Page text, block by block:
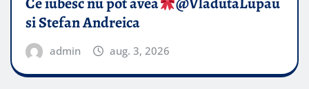
si Stefan Andreica
admin aug. 3, 2026